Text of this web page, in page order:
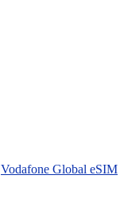
Vodafone Global eSIM